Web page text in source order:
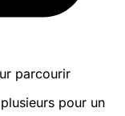
parcourir
pour un